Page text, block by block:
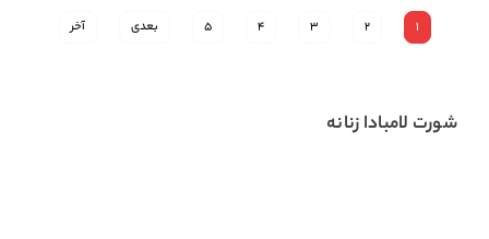
1
2
3
4
5 بعدی آخر
شورت لامبادا زنانه